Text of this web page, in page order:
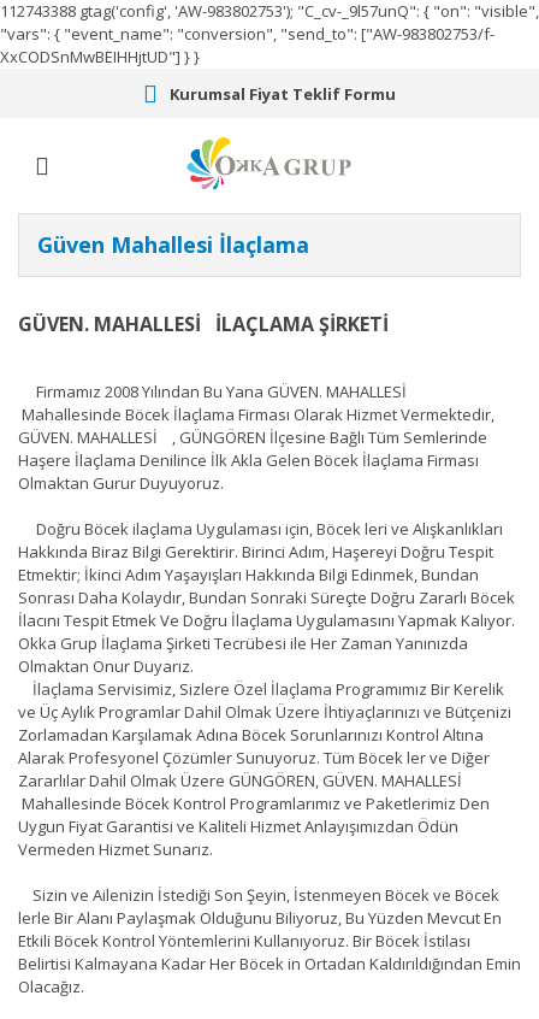
112743388 gtag('config', 'AW-983802753'); "C_cv-_9l57unQ": { "on": "visible",
"vars": { "event_name": "conversion", "send_to": ["AW-983802753/f-
XxCODSnMwBEIHHjtUD"] } }
Kurumsal Fiyat Teklif Formu
Güven Mahallesi İlaçlama
GÜVEN. MAHALLESİ İLAÇLAMA ŞİRKETİ
Firmamız 2008 Yılından Bu Yana GÜVEN. MAHALLESİ
Mahallesinde Böcek İlaçlama Firması Olarak Hizmet Vermektedir,
GÜVEN. MAHALLESİ , GÜNGÖREN İlçesine Bağlı Tüm Semlerinde
Haşere İlaçlama Denilince İlk Akla Gelen Böcek İlaçlama Firması
Olmaktan Gurur Duyuyoruz.
Doğru Böcek ilaçlama Uygulaması için, Böcek leri ve Alışkanlıkları
Hakkında Biraz Bilgi Gerektirir. Birinci Adım, Haşereyi Doğru Tespit
Etmektir; İkinci Adım Yaşayışları Hakkında Bilgi Edinmek, Bundan
Sonrası Daha Kolaydır, Bundan Sonraki Süreçte Doğru Zararlı Böcek
İlacını Tespit Etmek Ve Doğru İlaçlama Uygulamasını Yapmak Kalıyor.
Okka Grup İlaçlama Şirketi Tecrübesi ile Her Zaman Yanınızda
Olmaktan Onur Duyarız.
İlaçlama Servisimiz, Sizlere Özel İlaçlama Programımız Bir Kerelik
ve Üç Aylık Programlar Dahil Olmak Üzere İhtiyaçlarınızı ve Bütçenizi
Zorlamadan Karşılamak Adına Böcek Sorunlarınızı Kontrol Altına
Alarak Profesyonel Çözümler Sunuyoruz. Tüm Böcek ler ve Diğer
Zararlılar Dahil Olmak Üzere GÜNGÖREN, GÜVEN. MAHALLESİ
Mahallesinde Böcek Kontrol Programlarımız ve Paketlerimiz Den
Uygun Fiyat Garantisi ve Kaliteli Hizmet Anlayışımızdan Ödün
Vermeden Hizmet Sunarız.
Sizin ve Ailenizin İstediği Son Şeyin, İstenmeyen Böcek ve Böcek
lerle Bir Alanı Paylaşmak Olduğunu Biliyoruz, Bu Yüzden Mevcut En
Etkili Böcek Kontrol Yöntemlerini Kullanıyoruz. Bir Böcek İstilası
Belirtisi Kalmayana Kadar Her Böcek in Ortadan Kaldırıldığından Emin
Olacağız.